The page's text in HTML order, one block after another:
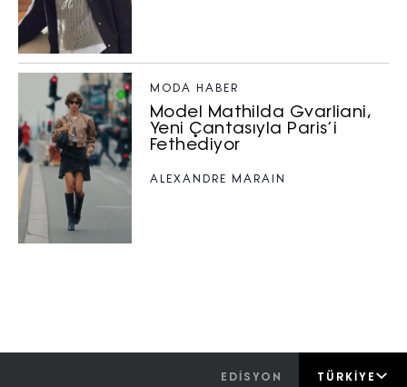
MODA HABER
Model Mathilda Gvarliani,
Yeni Çantasıyla Paris’i
Fethediyor
ALEXANDRE MARAIN
EDİSYON TÜRKIYE